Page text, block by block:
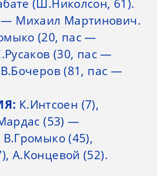
(Ш.Николсон, 61).
— Михаил Мартинович.
(20, пас —
(30, пас —
(81, пас —
К.Интсоен (7),
(53) —
(45),
А.Концевой (52).